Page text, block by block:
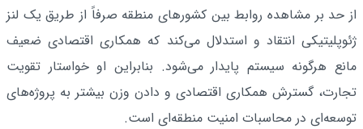
از حد بر مشاهده روابط بین کشورهای منطقه صرفاً از طریق یک لنز
ژئوپلیتیکی انتقاد و استدلال می‌کند که همکاری اقتصادی ضعیف
مانع هرگونه سیستم پایدار می‌شود. بنابراین او خواستار تقویت
تجارت، گسترش همکاری اقتصادی و دادن وزن بیشتر به پروژه‌های
توسعه‌ای در محاسبات امنیت منطقه‌ای است.